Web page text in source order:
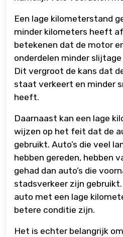
Een lage kilometerstand
minder kilometers heeft
betekenen dat de motor
onderdelen minder
Dit vergroot de kans dat
staat verkeert en minder
heeft.
Daarnaast kan een lage
wijzen op het feit dat de
gebruikt. Auto’s die veel
hebben gereden, hebben
gehad dan auto’s die
stadsverkeer zijn
auto met een lage
betere conditie zijn.
Het is echter belangrijk